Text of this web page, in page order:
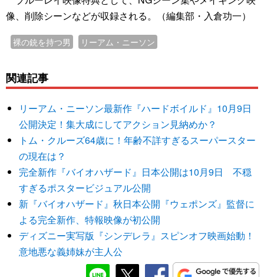
像、削除シーンなどが収録される。（編集部・入倉功一）
裸の銃を持つ男 リーアム・ニーソン
関連記事
リーアム・ニーソン最新作『ハードボイルド』10月9日
公開決定！集大成にしてアクション見納めか？
トム・クルーズ64歳に！年齢不詳すぎるスーパースター
の現在は？
完全新作『バイオハザード』日本公開は10月9日 不穏
すぎるポスタービジュアル公開
新『バイオハザード』秋日本公開『ウェポンズ』監督に
よる完全新作、特報映像が初公開
ディズニー実写版『シンデレラ』スピンオフ映画始動！
意地悪な義姉妹が主人公